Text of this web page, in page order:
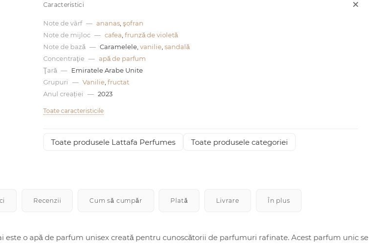
Caracteristici
Note de vârf — ananas, şofran
Note de mijloc — cafea frunză de violetă
Note de bază — Caramelele, vanilie, sandală
Concentraţie — apă de parfum
Ţară — Emiratele Arabe Unite
Grupuri
— Vanilie, fructat
Anul creației
— 2023
Toate caracteristicile
Toate produsele Lattafa Perfumes Toate produsele categoriei
Recenzii Cum să cumpăr Plată Livrare În plus
este o apă de parfum unisex creată pentru cunoscătorii de parfumuri rafinate. Acest parfum unic se